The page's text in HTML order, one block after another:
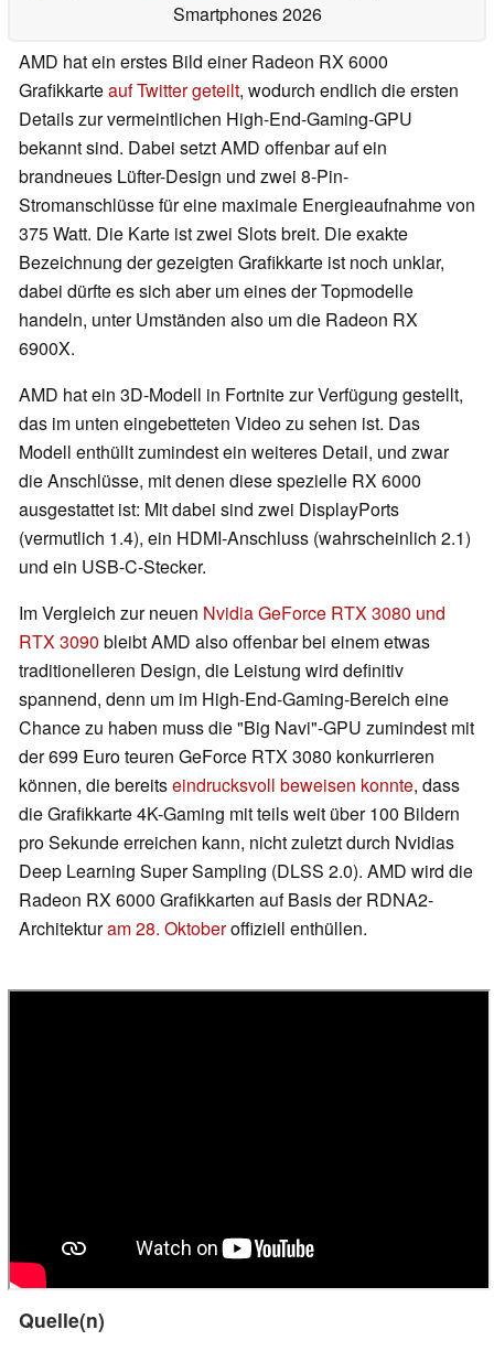
Smartphones 2026
AMD hat ein erstes Bild einer Radeon RX 6000
Grafikkarteauf Twitter geteilt, wodurch endlich die ersten
Details zur vermeintlichen High-End-Gaming-GPU
bekannt sind. Dabei setzt AMD offenbar auf ein
brandneues Lüfter-Design und zwei 8-Pin-
Stromanschlüsse für eine maximale Energieaufnahme von
375 Watt. Die Karte ist zwei Slots breit. Die exakte
Bezeichnung der gezeigten Grafikkarte ist noch unklar,
dabei dürfte es sich aber um eines der Topmodelle
handeln, unter Umständen also um die Radeon RX
6900X.
AMD hat ein 3D-Modell in Fortnite zur Verfügung gestellt,
das im unten eingebetteten Video zu sehen ist. Das
Modell enthüllt zumindest ein weiteres Detail, und zwar
die Anschlüsse, mit denen diese spezielle RX 6000
ausgestattet ist: Mit dabei sind zwei DisplayPorts
(vermutlich 1.4), ein HDMI-Anschluss (wahrscheinlich 2.1)
und ein USB-C-Stecker.
Im Vergleich zur neuen Nvidia GeForce RTX 3080 und
RTX 3090 bleibt AMD also offenbar bei einem etwas
traditionelleren Design, die Leistung wird definitiv
spannend, denn um im High-End-Gaming-Bereich eine
Chance zu haben muss die "Big Navi"-GPU zumindest mit
der 699 Euro teuren GeForce RTX 3080 konkurrieren
können, die bereitseindrucksvoll beweisen konnte, dass
die Grafikkarte 4K-Gaming mit teils weit über 100 Bildern
pro Sekunde erreichen kann, nicht zuletzt durch Nvidias
Deep Learning Super Sampling (DLSS 2.0). AMD wird die
Radeon RX 6000 Grafikkarten auf Basis der RDNA2-
Architekturam 28. Oktoberoffiziell enthüllen.
Quelle(n)